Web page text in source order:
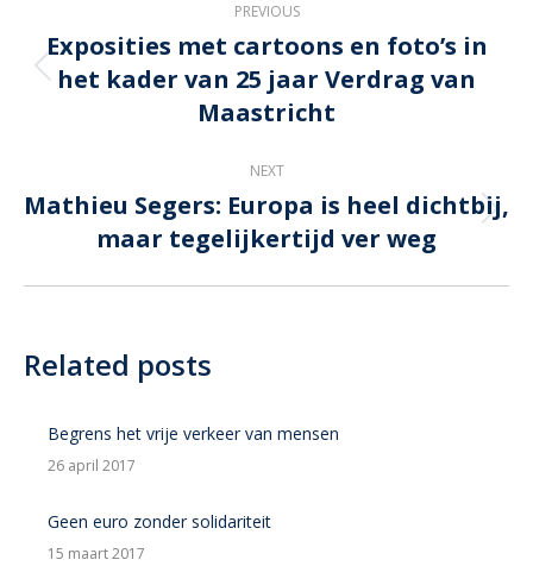
navigation
PREVIOUS
Previous
post:
Exposities met cartoons en foto’s in
het kader van 25 jaar Verdrag van
Maastricht
NEXT
Next
post:
Mathieu Segers: Europa is heel dichtbij,
maar tegelijkertijd ver weg
Related posts
Begrens het vrije verkeer van mensen
26 april 2017
Geen euro zonder solidariteit
15 maart 2017